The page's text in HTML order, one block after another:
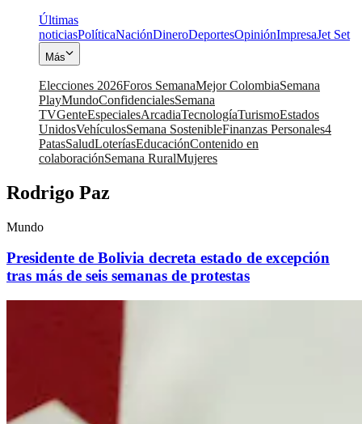
Últimas
noticiasPolíticaNaciónDineroDeportesOpiniónImpresaJet Set
Más
Elecciones 2026Foros SemanaMejor ColombiaSemana
PlayMundoConfidencialesSemana
TVGenteEspecialesArcadiaTecnologíaTurismoEstados
UnidosVehículosSemana SostenibleFinanzas Personales4
PatasSaludLoteríasEducaciónContenido en
colaboraciónSemana RuralMujeres
Rodrigo Paz
Mundo
Presidente de Bolivia decreta estado de excepción
tras más de seis semanas de protestas